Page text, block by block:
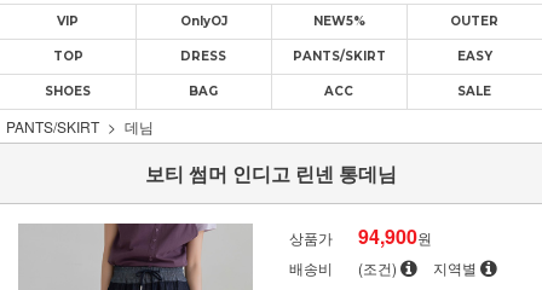
VIP OnlyOJ NEW5% OUTER
TOP DRESS PANTS/SKIRT EASY
SHOES BAG ACC SALE
PANTS/SKIRT 데님
보티 썸머 인디고 린넨 통데님
상품가 94,900원
배송비
(조건) 지역별